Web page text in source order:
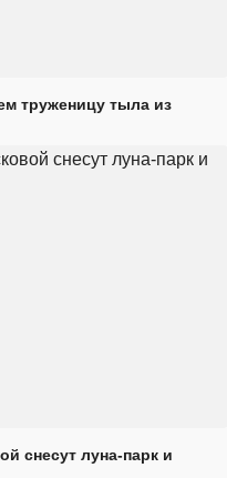
труженицу тыла из
снесут луна-парк и